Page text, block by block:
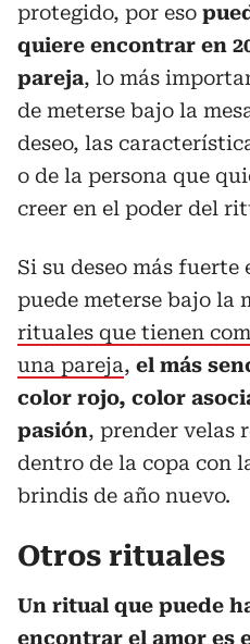
protegido, por eso
quiere encontrar en
pareja, lo más
de meterse bajo la
deseo, las
o de la persona que
creer en el poder del
Si su deseo más fuerte
puede meterse bajo la
rituales que tienen
una pareja, el más
color rojo, color
pasión, prender velas
dentro de la copa con
brindis de año nuevo.
Otros rituales
Un ritual que puede
encontrar el amor es